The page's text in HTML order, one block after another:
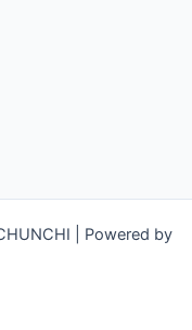
| Powered by